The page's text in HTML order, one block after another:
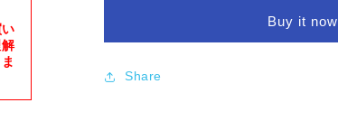
1.9mm
Hi]
1.9mm
Buy it now
Share